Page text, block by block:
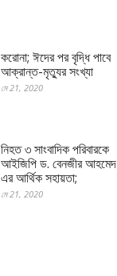
করোনা; ঈদের পর বৃদ্ধি পাবে
আক্রান্ত-মৃত্যুর সংখ্যা
মে 21, 2020
নিহত ৩ সাংবাদিক পরিবারকে
আইজিপি ড. বেনজীর আহমেদ
এর আর্থিক সহায়তা;
মে 21, 2020